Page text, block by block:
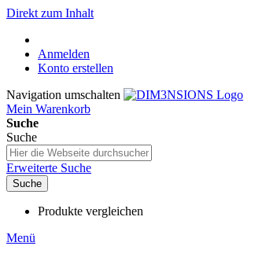
Direkt zum Inhalt
Anmelden
Konto erstellen
Navigation umschalten
Mein Warenkorb
Suche
Suche
Erweiterte Suche
Suche
Produkte vergleichen
Menü